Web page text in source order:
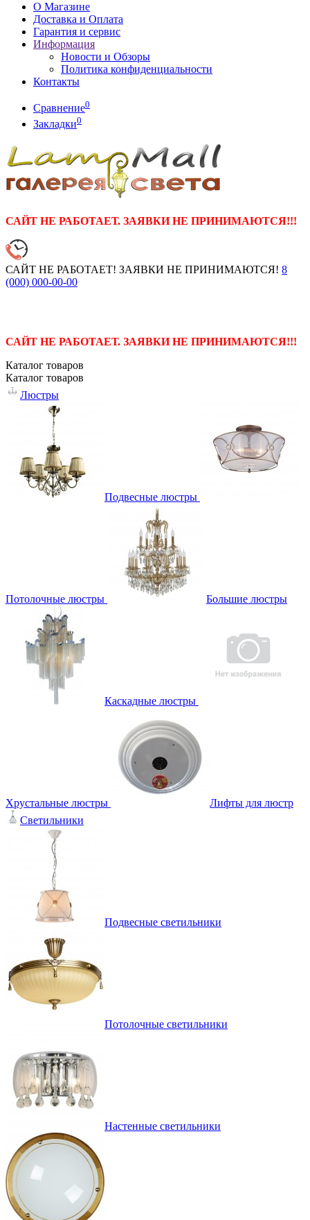
О Магазине
Доставка и Оплата
Гарантия и сервис
Информация
Новости и Обзоры
Политика конфиденциальности
Контакты
Сравнение0
Закладки0
САЙТ НЕ РАБОТАЕТ. ЗАЯВКИ НЕ ПРИНИМАЮТСЯ!!!
САЙТ НЕ РАБОТАЕТ! ЗАЯВКИ НЕ ПРИНИМАЮТСЯ! 8
(000) 000-00-00
САЙТ НЕ РАБОТАЕТ. ЗАЯВКИ НЕ ПРИНИМАЮТСЯ!!!
Каталог товаров
Каталог товаров
Люстры
Подвесные люстры
Потолочные люстры Большие люстры
Каскадные люстры
Хрустальные люстры
Лифты для люстр
Светильники
Подвесные светильники
Потолочные светильники
Настенные светильники